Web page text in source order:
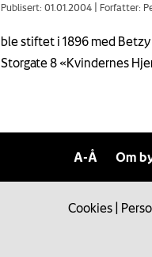
Publisert: 01.01.2004 Forfatter:
ble stiftet i 1896 med
Storgate 8 «Kvindernes
A-Å Om
Cookies